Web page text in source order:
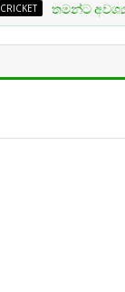
තමන්ට අවශ්‍ය දේ